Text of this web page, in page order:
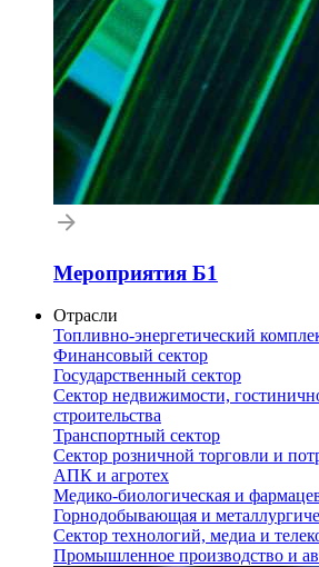
Мероприятия Б1
Отрасли
Топливно-энергетический
Финансовый сектор
Государственный сектор
Сектор недвижимости,
строительства
Транспортный сектор
Сектор розничной торговли и
АПК и агротех
Медико-биологическая и
Горнодобывающая и
Сектор технологий, медиа и
Промышленное производство и